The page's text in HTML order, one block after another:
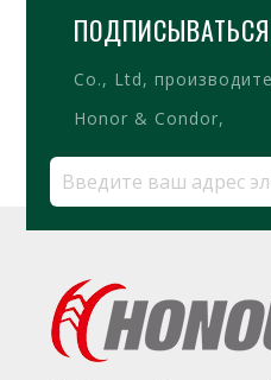
ПОДПИСЫВАТЬСЯ
Co., Ltd,
Honor & Condor,